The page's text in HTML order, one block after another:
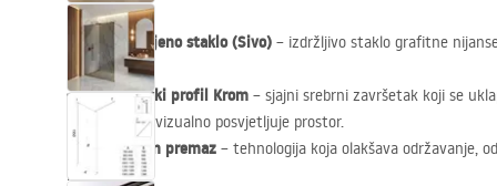
8 mm kaljeno staklo (Sivo) – izdržljivo staklo grafitne
privatnost.
Aluminijski profil Krom – sjajni srebrni završetak koji se
armaturom i vizualno posvjetljuje prostor.
Easy Clean premaz – tehnologija koja olakšava održavanje,
kamenca.